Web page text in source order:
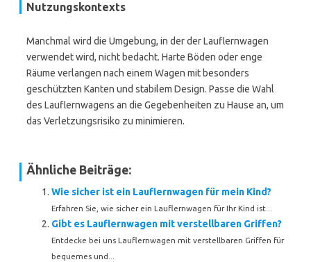
Nutzungskontexts
Manchmal wird die Umgebung, in der der Lauflernwagen
verwendet wird, nicht bedacht. Harte Böden oder enge
Räume verlangen nach einem Wagen mit besonders
geschützten Kanten und stabilem Design. Passe die Wahl
des Lauflernwagens an die Gegebenheiten zu Hause an, um
das Verletzungsrisiko zu minimieren.
Ähnliche Beiträge:
Wie sicher ist ein Lauflernwagen für mein Kind?
Erfahren Sie, wie sicher ein Lauflernwagen für Ihr Kind ist...
Gibt es Lauflernwagen mit verstellbaren Griffen?
Entdecke bei uns Lauflernwagen mit verstellbaren Griffen für
bequemes und...